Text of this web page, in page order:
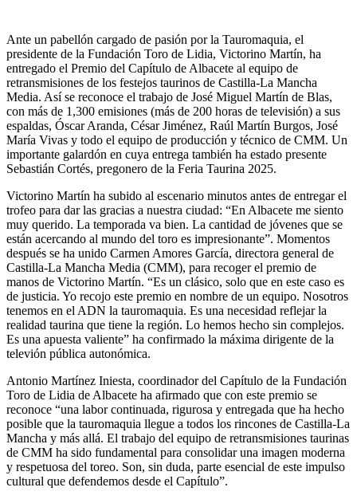
Ante un pabellón cargado de pasión por la Tauromaquia, el
presidente de la Fundación Toro de Lidia, Victorino Martín, ha
entregado el Premio del Capítulo de Albacete al equipo de
retransmisiones de los festejos taurinos de Castilla-La Mancha
Media. Así se reconoce el trabajo de José Miguel Martín de Blas,
con más de 1,300 emisiones (más de 200 horas de televisión) a sus
espaldas, Óscar Aranda, César Jiménez, Raúl Martín Burgos, José
María Vivas y todo el equipo de producción y técnico de CMM. Un
importante galardón en cuya entrega también ha estado presente
Sebastián Cortés, pregonero de la Feria Taurina 2025.
Victorino Martín ha subido al escenario minutos antes de entregar el
trofeo para dar las gracias a nuestra ciudad: “En Albacete me siento
muy querido. La temporada va bien. La cantidad de jóvenes que se
están acercando al mundo del toro es impresionante”. Momentos
después se ha unido Carmen Amores García, directora general de
Castilla-La Mancha Media (CMM), para recoger el premio de
manos de Victorino Martín. “Es un clásico, solo que en este caso es
de justicia. Yo recojo este premio en nombre de un equipo. Nosotros
tenemos en el ADN la tauromaquia. Es una necesidad reflejar la
realidad taurina que tiene la región. Lo hemos hecho sin complejos.
Es una apuesta valiente” ha confirmado la máxima dirigente de la
televión pública autonómica.
Antonio Martínez Iniesta, coordinador del Capítulo de la Fundación
Toro de Lidia de Albacete ha afirmado que con este premio se
reconoce “una labor continuada, rigurosa y entregada que ha hecho
posible que la tauromaquia llegue a todos los rincones de Castilla-La
Mancha y más allá. El trabajo del equipo de retransmisiones taurinas
de CMM ha sido fundamental para consolidar una imagen moderna
y respetuosa del toreo. Son, sin duda, parte esencial de este impulso
cultural que defendemos desde el Capítulo”.